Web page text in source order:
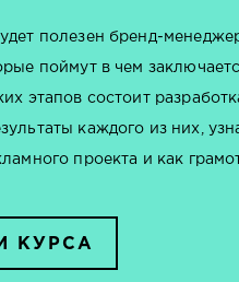
полезен бренд-
поймут в чем
этапов состоит
каждого из них,
проекта и как
КУРСА